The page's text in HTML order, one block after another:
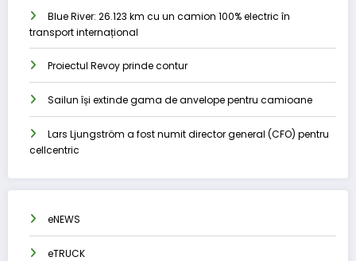
Blue River: 26.123 km cu un camion 100% electric în
transport internațional
Proiectul Revoy prinde contur
Sailun își extinde gama de anvelope pentru camioane
Lars Ljungström a fost numit director general (CFO) pentru
cellcentric
eNEWS
eTRUCK